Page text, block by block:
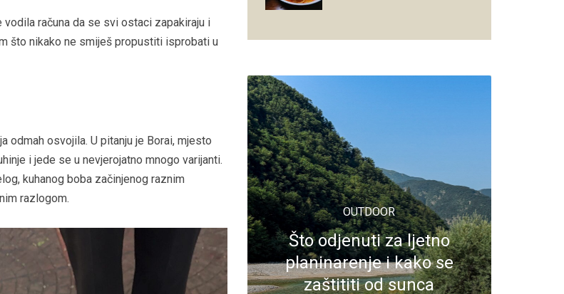
računa da se svi ostaci zapakiraju i
što nikako ne smiješ propustiti isprobati u
odmah osvojila. U pitanju je Borai, mjesto
i jede se u nevjerojatno mnogo varijanti.
kuhanog boba začinjenog raznim
razlogom.
OUTDOOR
Što odjenuti za ljetno
planinarenje i kako se
zaštititi od sunca